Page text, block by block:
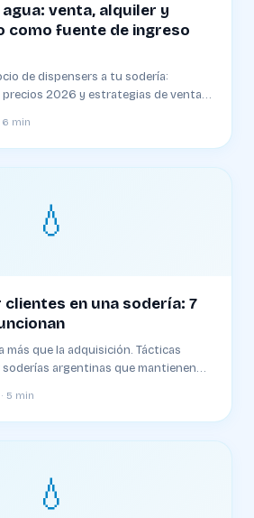
venta, alquiler y
como fuente de ingreso
de dispensers a tu sodería:
precios 2026 y estrategias de venta
6 min
💧
en una sodería: 7
más que la adquisición. Tácticas
argentinas que mantienen
5 min
💧